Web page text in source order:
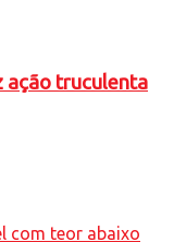
ação truculenta